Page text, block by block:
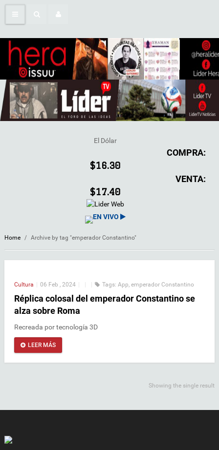
El Dólar
COMPRA:
$16.30
VENTA:
$17.40
EN VIVO
Home / Archive by tag "emperador Constantino"
Cultura 06 Feb , 2024 Tags: App, emperador Constantino
Réplica colosal del emperador Constantino se
alza sobre Roma
Recreada por tecnología 3D
LEER MÁS
Showing the single result